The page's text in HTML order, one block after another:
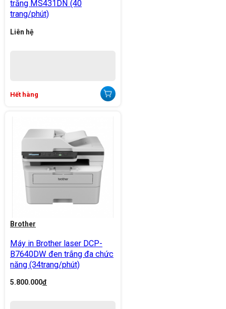
trắng MS431DN (40
trang/phút)
Liên hệ
Hết hàng
Brother
Máy in Brother laser DCP-
B7640DW đen trắng đa chức
năng (34trang/phút)
5.800.000đ